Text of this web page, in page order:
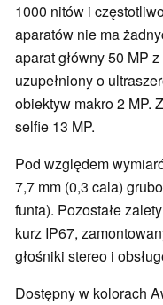
1000 nitów i
aparatów nie ma
aparat główny 50 MP
uzupełniony o
obiektyw makro 2 MP.
selfie 13 MP.
Pod względem
7,7 mm (0,3 cala)
funta). Pozostałe
kurz IP67,
głośniki stereo i
Dostępny w kolorach